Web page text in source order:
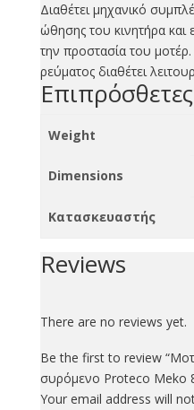
Διαθέτει μηχανικό
ώθησης του κινητήρα
την προστασία του
ρεύματος διαθέτει
Weight
Dimensions
Κατασκευαστής
Reviews
There are no reviews yet.
Be the first to review
συρόμενο Proteco Meko
Your email address will